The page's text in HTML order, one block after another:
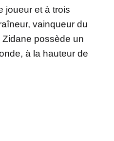
joueur et à trois
vainqueur du
possède un
à la hauteur de